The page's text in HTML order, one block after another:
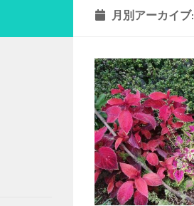
月別アーカイブ: